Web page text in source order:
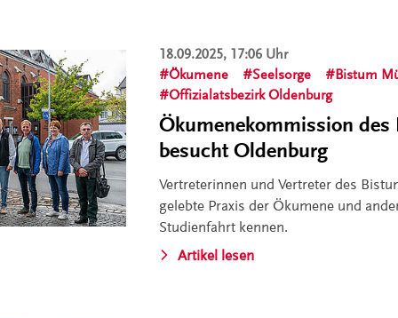
18.09.2025, 17:06 Uhr
Ökumene
Seelsorge
Bistum
Offizialatsbezirk Oldenburg
Ökumenekommission
besucht Oldenburg
Vertreterinnen und Vertreter des
gelebte Praxis der Ökumene und
Studienfahrt kennen.
Artikel lesen